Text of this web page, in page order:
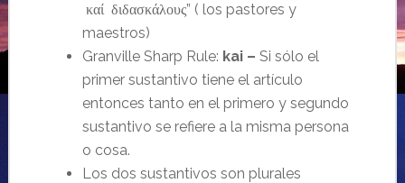
καί διδασκάλους” ( los pastores y
maestros)
Granville Sharp Rule: kai – Si sólo el
primer sustantivo tiene el artículo
entonces tanto en el primero y segundo
sustantivo se refiere a la misma persona
o cosa.
Los dos sustantivos son plurales